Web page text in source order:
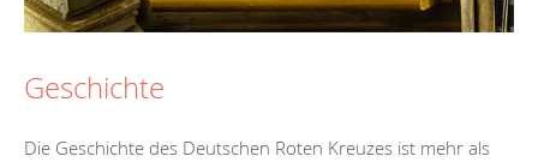
Geschichte
Die Geschichte des Deutschen Roten Kreuzes ist mehr als